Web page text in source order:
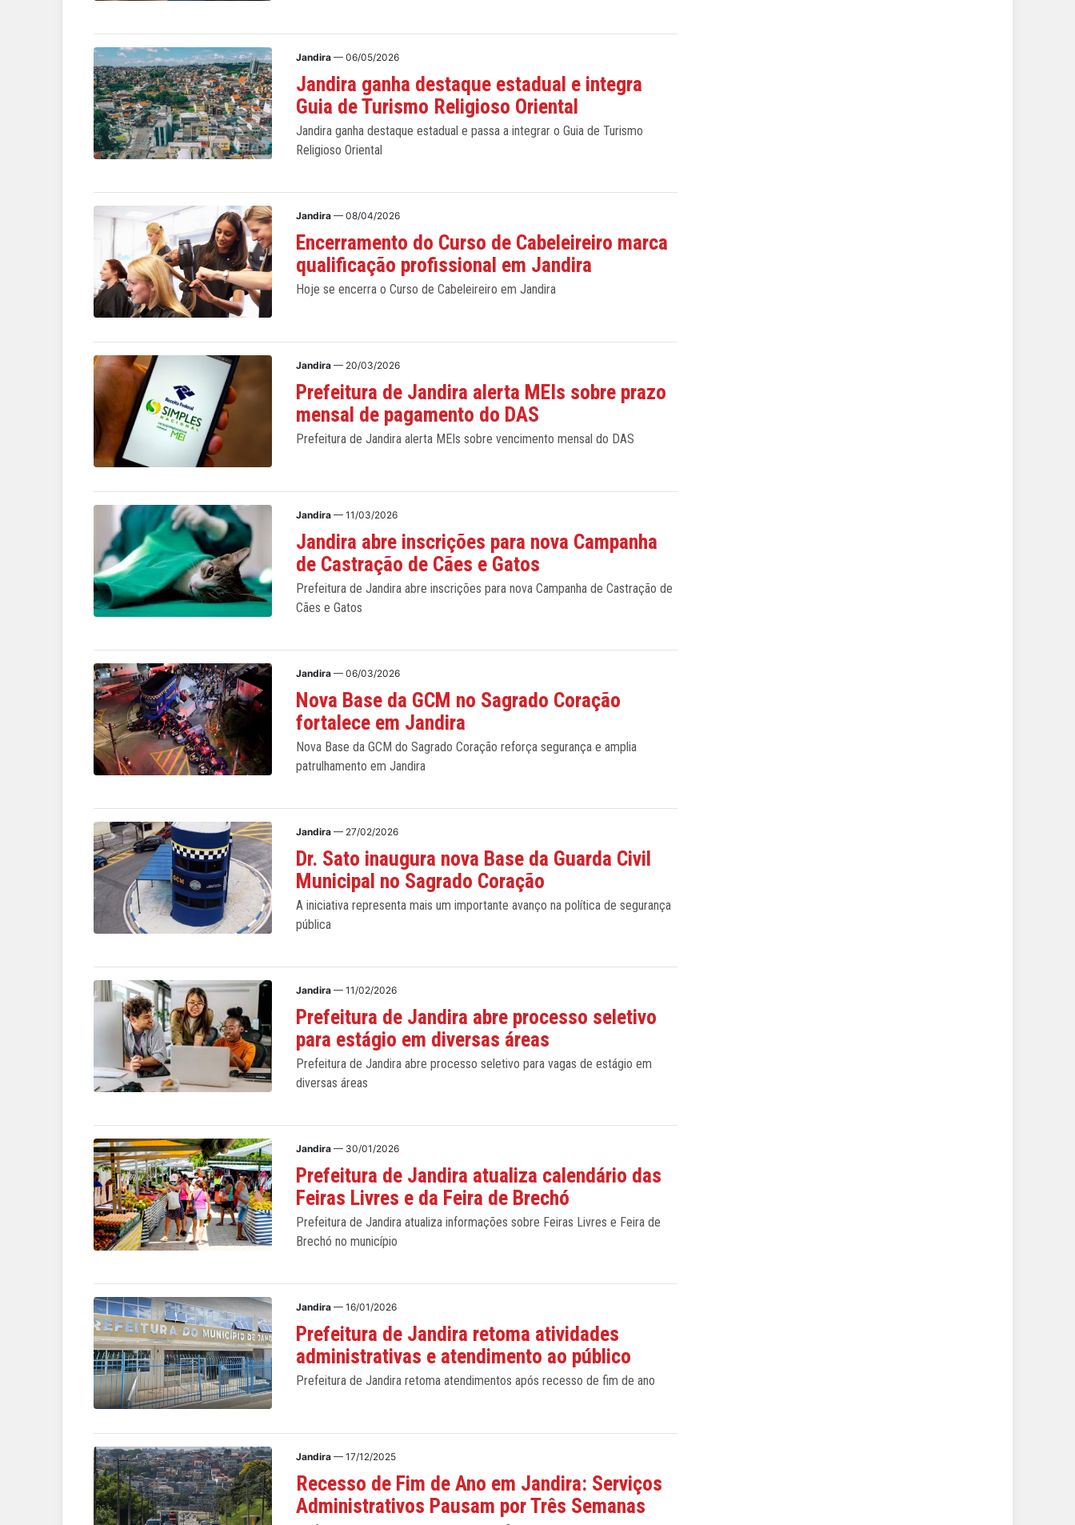
Jandira — 06/05/2026
Jandira ganha destaque estadual e integra
Guia de Turismo Religioso Oriental
Jandira ganha destaque estadual e passa a integrar o Guia de Turismo
Religioso Oriental
Jandira — 08/04/2026
Encerramento do Curso de Cabeleireiro marca
qualificação profissional em Jandira
Hoje se encerra o Curso de Cabeleireiro em Jandira
Jandira — 20/03/2026
Prefeitura de Jandira alerta MEIs sobre prazo
mensal de pagamento do DAS
Prefeitura de Jandira alerta MEIs sobre vencimento mensal do DAS
Jandira — 11/03/2026
Jandira abre inscrições para nova Campanha
de Castração de Cães e Gatos
Prefeitura de Jandira abre inscrições para nova Campanha de Castração de
Cães e Gatos
Jandira — 06/03/2026
Nova Base da GCM no Sagrado Coração
fortalece em Jandira
Nova Base da GCM do Sagrado Coração reforça segurança e amplia
patrulhamento em Jandira
Jandira — 27/02/2026
Dr. Sato inaugura nova Base da Guarda Civil
Municipal no Sagrado Coração
A iniciativa representa mais um importante avanço na política de segurança
pública
Jandira — 11/02/2026
Prefeitura de Jandira abre processo seletivo
para estágio em diversas áreas
Prefeitura de Jandira abre processo seletivo para vagas de estágio em
diversas áreas
Jandira — 30/01/2026
Prefeitura de Jandira atualiza calendário das
Feiras Livres e da Feira de Brechó
Prefeitura de Jandira atualiza informações sobre Feiras Livres e Feira de
Brechó no município
Jandira — 16/01/2026
Prefeitura de Jandira retoma atividades
administrativas e atendimento ao público
Prefeitura de Jandira retoma atendimentos após recesso de fim de ano
Jandira — 17/12/2025
Recesso de Fim de Ano em Jandira: Serviços
Administrativos Pausam por Três Semanas